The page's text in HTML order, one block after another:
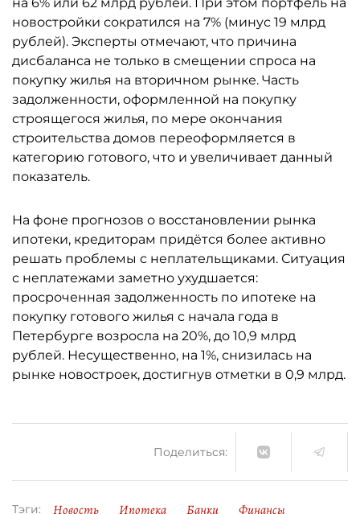
новостройки сократился на 7% (минус 19 млрд
рублей). Эксперты отмечают, что причина
дисбаланса не только в смещении спроса на
покупку жилья на вторичном рынке. Часть
задолженности, оформленной на покупку
строящегося жилья, по мере окончания
строительства домов переоформляется в
категорию готового, что и увеличивает данный
показатель.
На фоне прогнозов о восстановлении рынка
ипотеки, кредиторам придётся более активно
решать проблемы с неплательщиками. Ситуация
с неплатежами заметно ухудшается:
просроченная задолженность по ипотеке на
покупку готового жилья с начала года в
Петербурге возросла на 20%, до 10,9 млрд
рублей. Несущественно, на 1%, снизилась на
рынке новостроек, достигнув отметки в 0,9 млрд.
Поделиться:
Тэги: Новость Ипотека Банки
Финансы